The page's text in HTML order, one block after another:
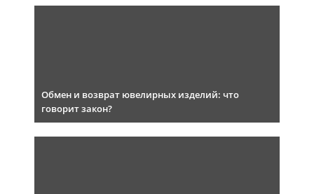
Обмен и возврат ювелирных изделий: что
говорит закон?